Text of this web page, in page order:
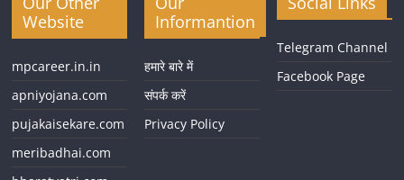
Website
mpcareer.in.in
apniyojana.com
pujakaisekare.com
meribadhai.com
Informantion
हमारे बारे में
संपर्क करें
Privacy Policy
Telegram Channel
Facebook Page